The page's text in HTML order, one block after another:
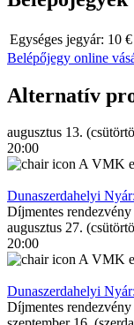
Egységes jegyár: 10 €
Belépőjegy online
Alternatív
augusztus 13.
20:00
A VMK
Dunaszerdahelyi
Díjmentes rendezvény
augusztus 27.
20:00
A VMK
Dunaszerdahelyi
Díjmentes rendezvény